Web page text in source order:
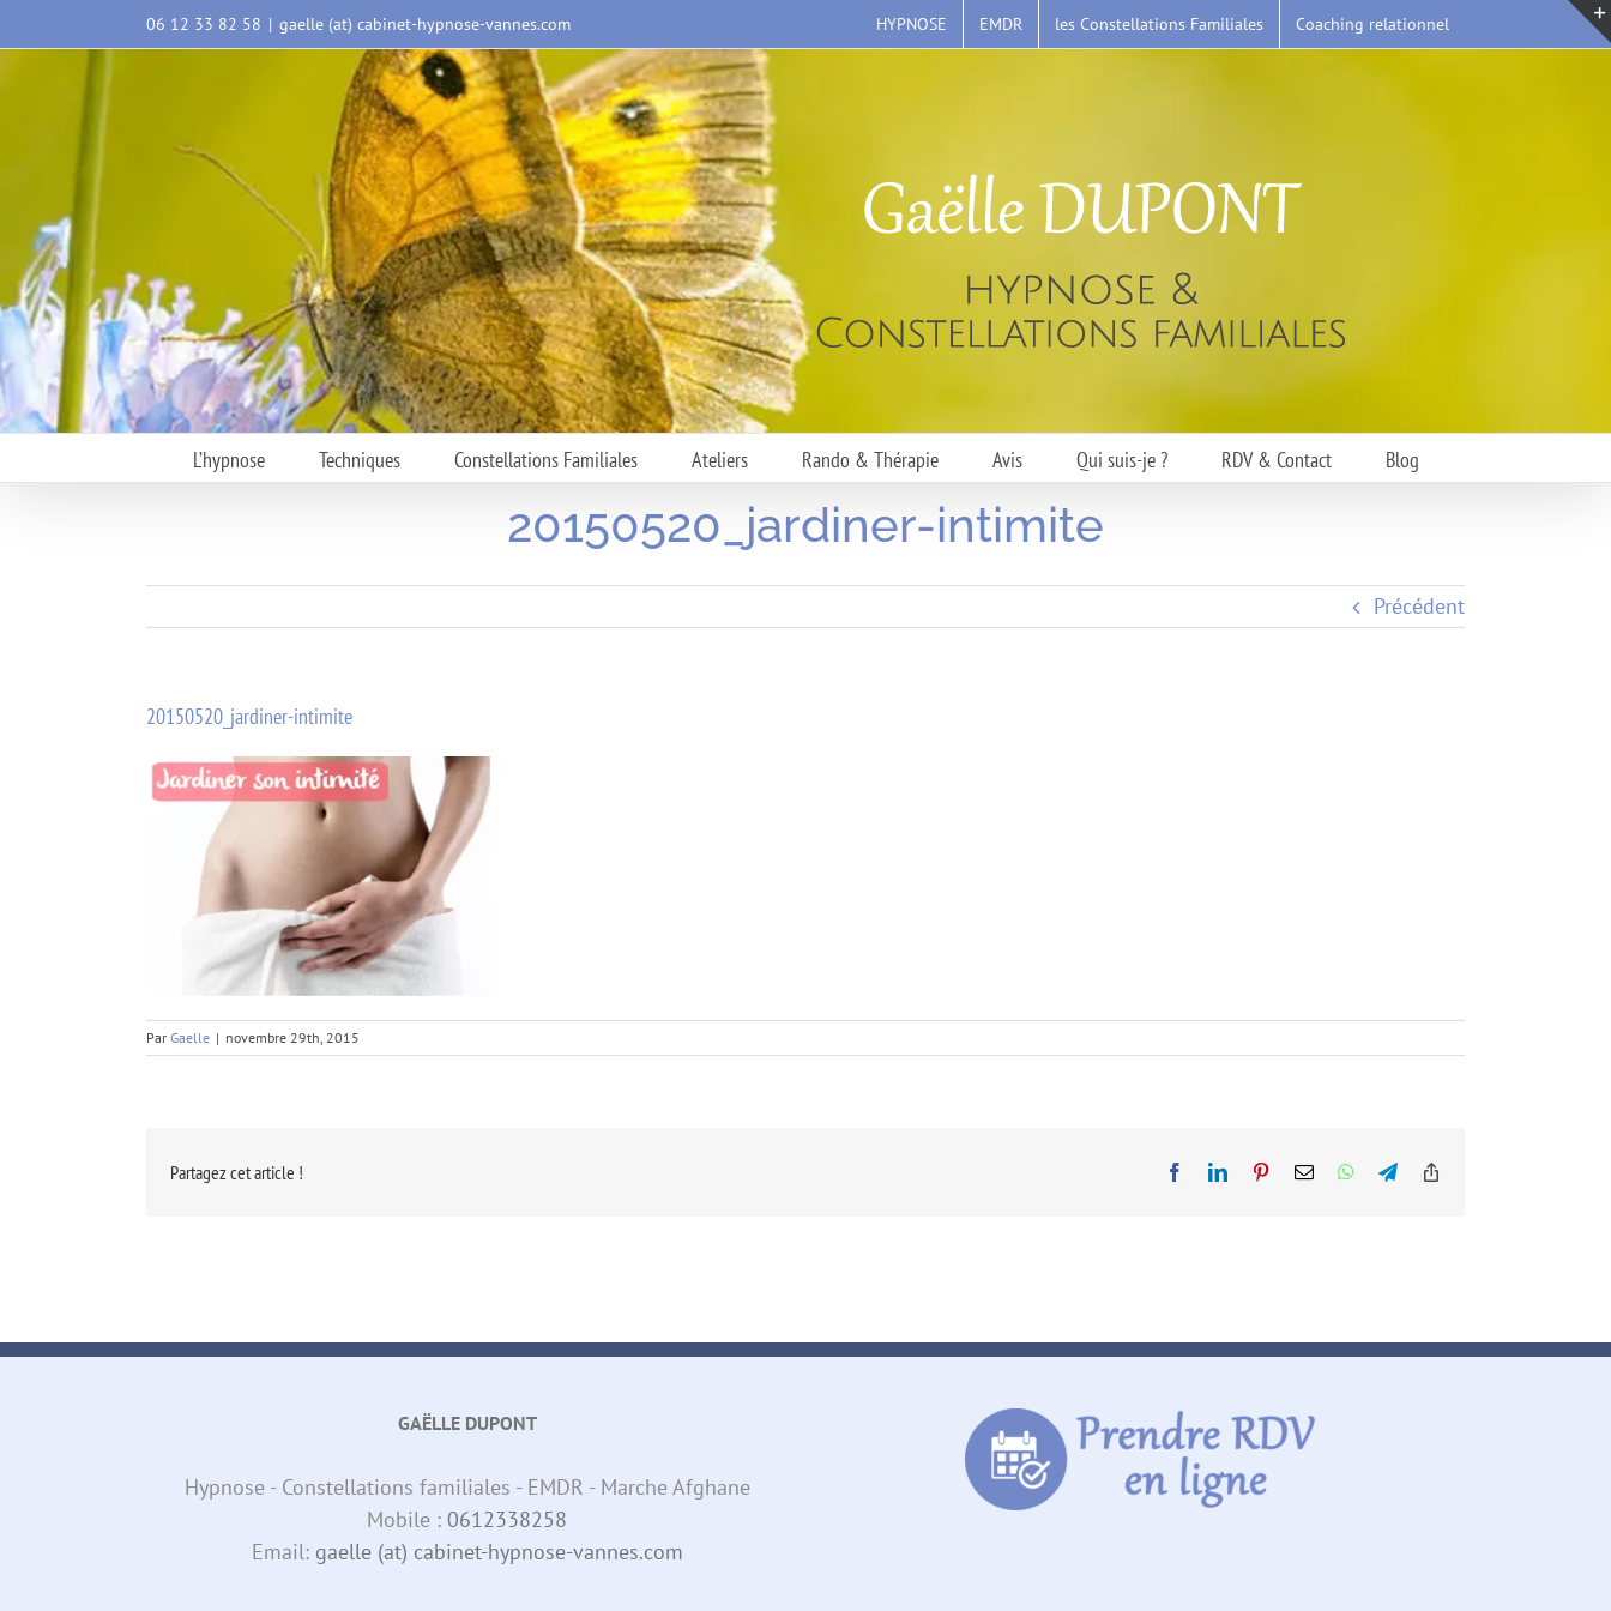
au
06 12 33 82 58 | gaelle (at) cabinet-hypnose-vannes.com HYPNOSE EMDR les Constellations Familiales Coaching relationnel
L’hypnose Techniques Constellations Familiales Ateliers Rando & Thérapie Avis Qui suis-je ? RDV & Contact Blog
20150520_jardiner-intimite
Précédent
20150520_jardiner-intimite
Par Gaelle | novembre 29th, 2015
Partagez cet article ! FacebookLinkedInPinterestEmail WhatsApp
Telegram
GAËLLE DUPONT
Hypnose - Constellations familiales - EMDR - Marche Afghane
Mobile : 0612338258
Email: gaelle (at) cabinet-hypnose-vannes.com